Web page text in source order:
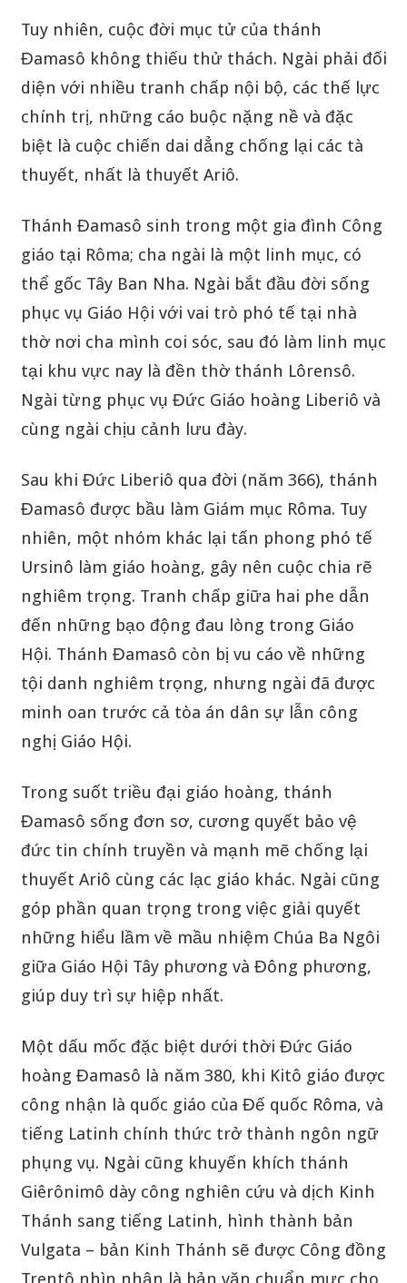
Tuy nhiên, cuộc đời mục tử của thánh
Đamasô không thiếu thử thách. Ngài phải đối
diện với nhiều tranh chấp nội bộ, các thế lực
chính trị, những cáo buộc nặng nề và đặc
biệt là cuộc chiến dai dẳng chống lại các tà
thuyết, nhất là thuyết Ariô.
Thánh Đamasô sinh trong một gia đình Công
giáo tại Rôma; cha ngài là một linh mục, có
thể gốc Tây Ban Nha. Ngài bắt đầu đời sống
phục vụ Giáo Hội với vai trò phó tế tại nhà
thờ nơi cha mình coi sóc, sau đó làm linh mục
tại khu vực nay là đền thờ thánh Lôrensô.
Ngài từng phục vụ Đức Giáo hoàng Liberiô và
cùng ngài chịu cảnh lưu đày.
Sau khi Đức Liberiô qua đời (năm 366), thánh
Đamasô được bầu làm Giám mục Rôma. Tuy
nhiên, một nhóm khác lại tấn phong phó tế
Ursinô làm giáo hoàng, gây nên cuộc chia rẽ
nghiêm trọng. Tranh chấp giữa hai phe dẫn
đến những bạo động đau lòng trong Giáo
Hội. Thánh Đamasô còn bị vu cáo về những
tội danh nghiêm trọng, nhưng ngài đã được
minh oan trước cả tòa án dân sự lẫn công
nghị Giáo Hội.
Trong suốt triều đại giáo hoàng, thánh
Đamasô sống đơn sơ, cương quyết bảo vệ
đức tin chính truyền và mạnh mẽ chống lại
thuyết Ariô cùng các lạc giáo khác. Ngài cũng
góp phần quan trọng trong việc giải quyết
những hiểu lầm về mầu nhiệm Chúa Ba Ngôi
giữa Giáo Hội Tây phương và Đông phương,
giúp duy trì sự hiệp nhất.
Một dấu mốc đặc biệt dưới thời Đức Giáo
hoàng Đamasô là năm 380, khi Kitô giáo được
công nhận là quốc giáo của Đế quốc Rôma, và
tiếng Latinh chính thức trở thành ngôn ngữ
phụng vụ. Ngài cũng khuyến khích thánh
Giêrônimô dày công nghiên cứu và dịch Kinh
Thánh sang tiếng Latinh, hình thành bản
Vulgata – bản Kinh Thánh sẽ được Công đồng